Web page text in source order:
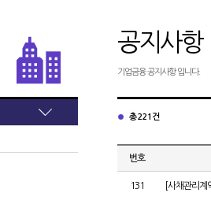
공지사항
기업금융 공지사항 입니다.
총 221건
번호
131 [사채관리계